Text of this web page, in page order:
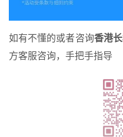
如有不懂的或者咨询香港
方客服咨询，手把手指导